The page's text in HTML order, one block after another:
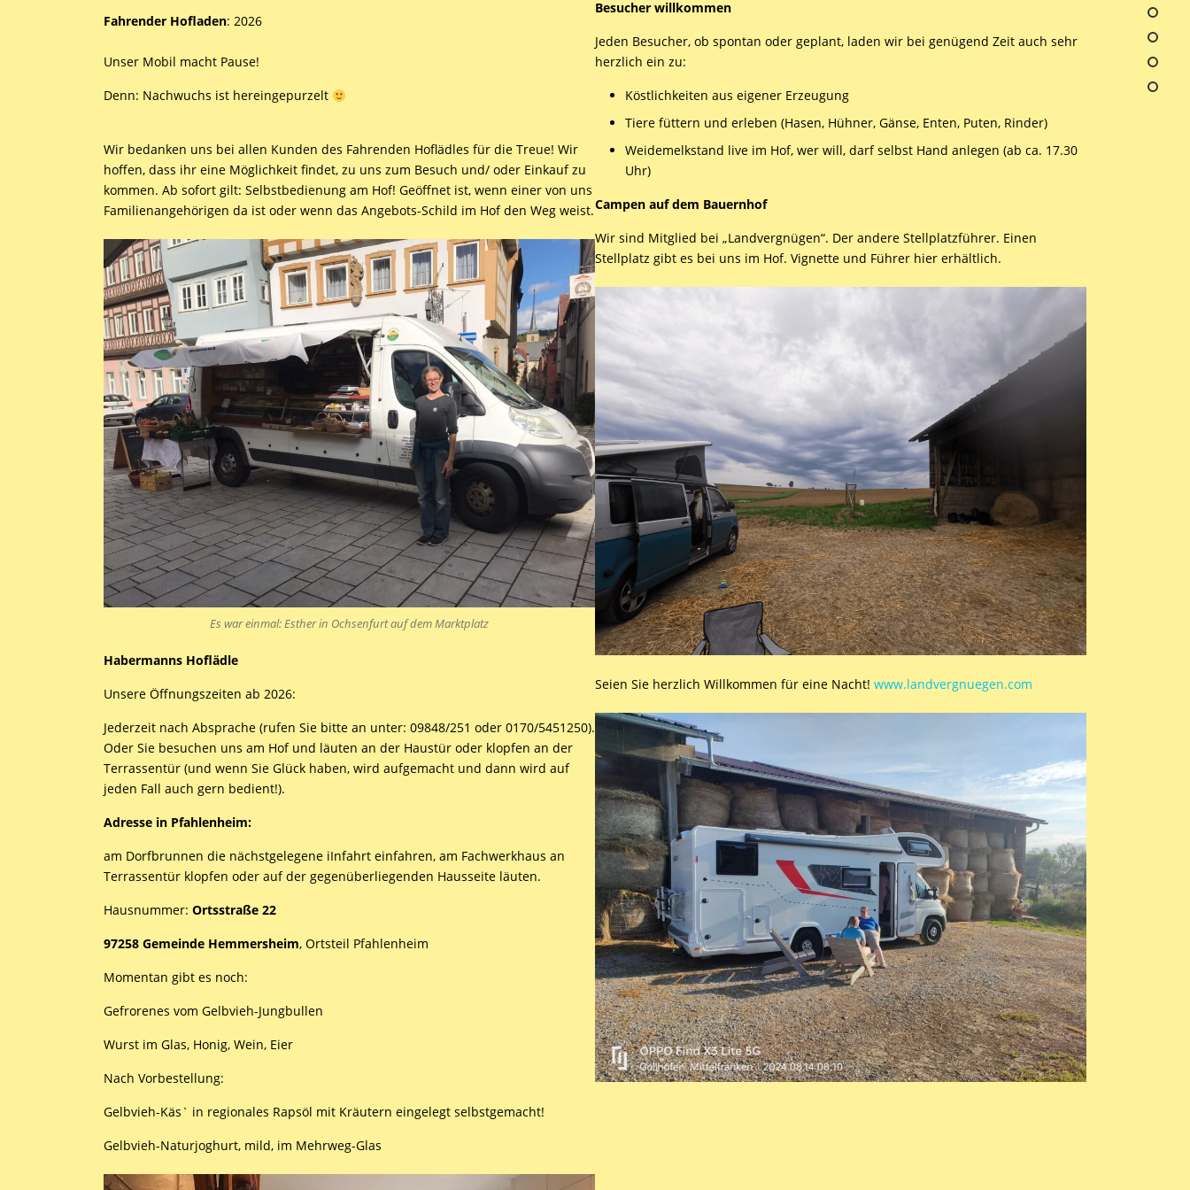
Fahrender Hofladen: 2026
Unser Mobil macht Pause!
Denn: Nachwuchs ist hereingepurzelt
Wir bedanken uns bei allen Kunden des Fahrenden Hoflädles für die Treue! Wir
hoffen, dass ihr eine Möglichkeit findet, zu uns zum Besuch und/ oder Einkauf zu
kommen. Ab sofort gilt: Selbstbedienung am Hof! Geöffnet ist, wenn einer von uns
Familienangehörigen da ist oder wenn das Angebots-Schild im Hof den Weg weist.
Es war einmal: Esther in Ochsenfurt auf dem Marktplatz
Habermanns Hoflädle
Unsere Öffnungszeiten ab 2026:
Jederzeit nach Absprache (rufen Sie bitte an unter: 09848/251 oder 0170/5451250).
Oder Sie besuchen uns am Hof und läuten an der Haustür oder klopfen an der
Terrassentür (und wenn Sie Glück haben, wird aufgemacht und dann wird auf
jeden Fall auch gern bedient!).
Adresse in Pfahlenheim:
am Dorfbrunnen die nächstgelegene iInfahrt einfahren, am Fachwerkhaus an
Terrassentür klopfen oder auf der gegenüberliegenden Hausseite läuten.
Hausnummer: Ortsstraße 22
97258 Gemeinde Hemmersheim, Ortsteil Pfahlenheim
Momentan gibt es noch:
Gefrorenes vom Gelbvieh-Jungbullen
Wurst im Glas, Honig, Wein, Eier
Nach Vorbestellung:
Gelbvieh-Käs` in regionales Rapsöl mit Kräutern eingelegt selbstgemacht!
Gelbvieh-Naturjoghurt, mild, im Mehrweg-Glas
Besucher willkommen
Jeden Besucher, ob spontan oder geplant, laden wir bei genügend Zeit auch sehr
herzlich ein zu:
Köstlichkeiten aus eigener Erzeugung
Tiere füttern und erleben (Hasen, Hühner, Gänse, Enten, Puten, Rinder)
Weidemelkstand live im Hof, wer will, darf selbst Hand anlegen (ab ca. 17.30
Uhr)
Campen auf dem Bauernhof
Wir sind Mitglied bei „Landvergnügen“. Der andere Stellplatzführer. Einen
Stellplatz gibt es bei uns im Hof. Vignette und Führer hier erhältlich.
Seien Sie herzlich Willkommen für eine Nacht! www.landvergnuegen.com